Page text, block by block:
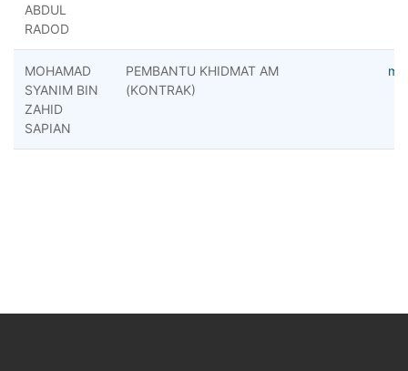
ABDUL
RADOD
MOHAMAD
SYANIM BIN
ZAHID
SAPIAN
PEMBANTU KHIDMAT AM
(KONTRAK)